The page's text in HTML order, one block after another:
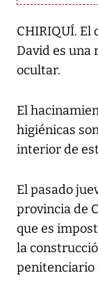
CHIRIQUÍ. El
David es una
ocultar.
El
higiénicas
interior de
El pasado
provincia de
que es
la
penitenciario